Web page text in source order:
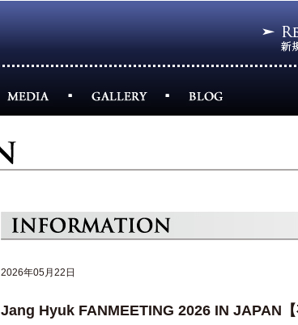
2026年05月22日
Jang Hyuk FANMEETING 2026 IN JAPAN【